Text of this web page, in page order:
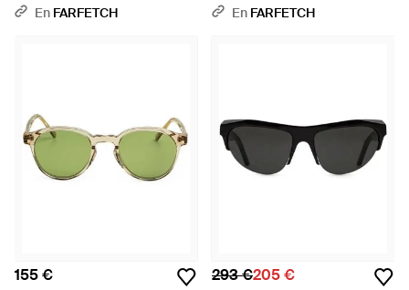
Anniversary Con Montura
En FARFETCH
Anniversary Con Montura
En FARFETCH
155 € 293 €205 €